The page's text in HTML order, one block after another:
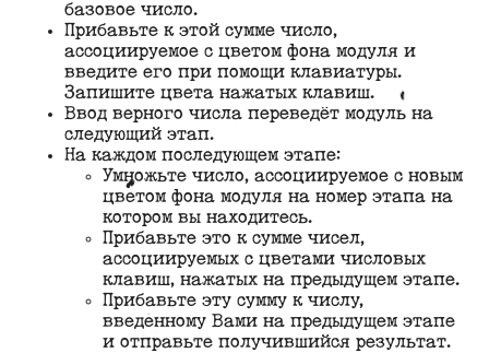
базовое число.
Прибавьте к этой сумме число,
ассоциируемое с цветом фона модуля и
введите его при помощи клавиатуры.
Запишите цвета нажатых клавиш.
Ввод верного числа переведёт модуль на
следующий этап.
На каждом последующем этапе:
Умножьте число, ассоциируемое с новым
цветом фона модуля на номер этапа на
котором вы находитесь.
Прибавьте это к сумме чисел,
ассоциируемых с цветами числовых
клавиш, нажатых на предыдущем этапе.
Прибавьте эту сумму к числу,
введенному Вами на предыдущем этапе
и отправьте получившийся результат.